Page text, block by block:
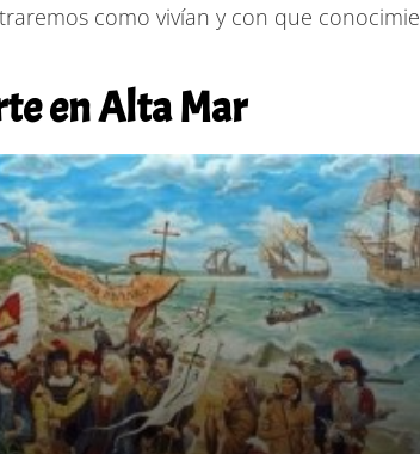
como vivían y con que
en Alta Mar